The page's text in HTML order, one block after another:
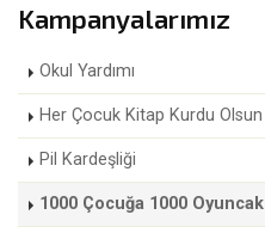
Kampanyalarımız
Okul Yardımı
Her Çocuk Kitap Kurdu Olsun
Pil Kardeşliği
1000 Çocuğa 1000 Oyuncak